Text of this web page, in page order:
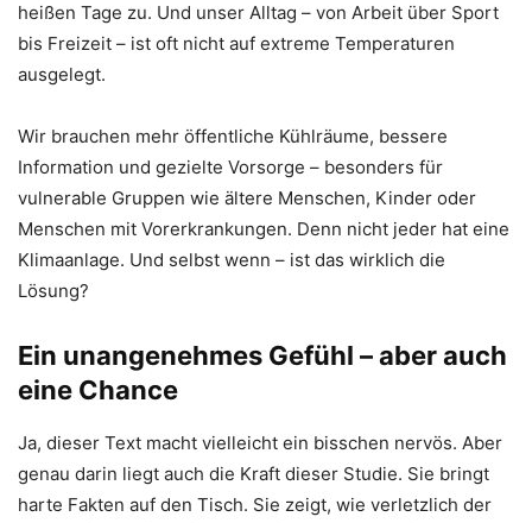
heißen Tage zu. Und unser Alltag – von Arbeit über Sport
bis Freizeit – ist oft nicht auf extreme Temperaturen
ausgelegt.
Wir brauchen mehr öffentliche Kühlräume, bessere
Information und gezielte Vorsorge – besonders für
vulnerable Gruppen wie ältere Menschen, Kinder oder
Menschen mit Vorerkrankungen. Denn nicht jeder hat eine
Klimaanlage. Und selbst wenn – ist das wirklich die
Lösung?
Ein unangenehmes Gefühl – aber auch
eine Chance
Ja, dieser Text macht vielleicht ein bisschen nervös. Aber
genau darin liegt auch die Kraft dieser Studie. Sie bringt
harte Fakten auf den Tisch. Sie zeigt, wie verletzlich der